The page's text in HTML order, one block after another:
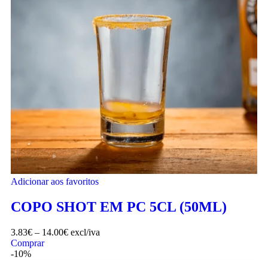
Adicionar aos favoritos
COPO SHOT EM PC 5CL (50ML)
3.83€ – 14.00€ excl/iva
Comprar
-10%